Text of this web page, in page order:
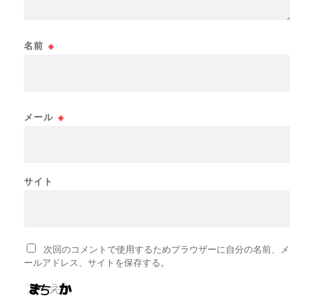
名前 ※
メール ※
サイト
次回のコメントで使用するためブラウザーに自分の名前、メ
ールアドレス、サイトを保存する。